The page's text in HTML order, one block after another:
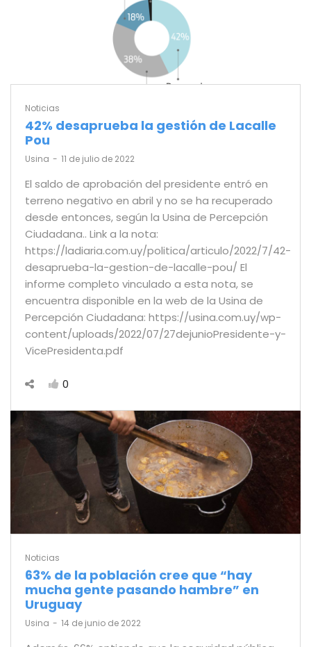
Noticias
42% desaprueba la gestión de Lacalle
Pou
by
Usina 11 de julio de 2022
El saldo de aprobación del presidente entró en
terreno negativo en abril y no se ha recuperado
desde entonces, según la Usina de Percepción
Ciudadana.. Link a la nota:
https://ladiaria.com.uy/politica/articulo/2022/7/42-
desaprueba-la-gestion-de-lacalle-pou/ El
informe completo vinculado a esta nota, se
encuentra disponible en la web de la Usina de
Percepción Ciudadana: https://usina.com.uy/wp-
content/uploads/2022/07/27dejunioPresidente-y-
VicePresidenta.pdf
0
Noticias
63% de la población cree que “hay
mucha gente pasando hambre” en
Uruguay
by
Usina 14 de junio de 2022